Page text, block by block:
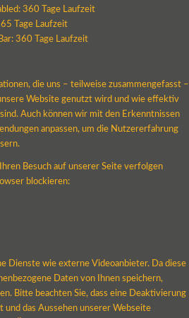
360 Tage Laufzeit
Tage Laufzeit
360 Tage Laufzeit
die uns – teilweise zusammengefasst –
Website genutzt wird und wie effektiv
Auch können wir mit den Erkenntnissen
anpassen, um die Nutzererfahrung
Besuch auf unserer Seite verfolgen
blockieren:
Dienste wie externe Videoanbieter. Da diese
Daten von Ihnen speichern,
Bitte beachten Sie, dass eine Deaktivierung
und das Aussehen unserer Webseite